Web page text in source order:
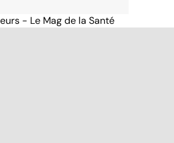
- Le Mag de la Santé